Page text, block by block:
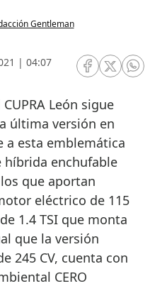
Gentleman
| 04:07
RRSS Facebook
RRSSRRSS
última versión en
a esta emblemática
híbrida enchufable
que aportan
eléctrico de 115
1.4 TSI que monta
que la versión
245 CV, cuenta con
CERO